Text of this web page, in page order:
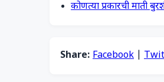
कोणत्या प्रकारची माती
Share: Facebook